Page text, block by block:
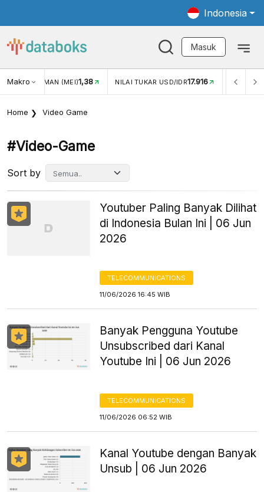
Indonesia
Masuk
MakroWISMAN (MEI)1,38 NILAI TUKAR USD/IDR17.916 INFLASI
Home Video Game
#video-Game
Sort by
Youtuber Paling Banyak Dilihat
di Indonesia Bulan Ini | 06 Jun
2026
TELECOMMUNICATIONS
11/06/2026 16:45 WIB
Banyak Pengguna Youtube
Unsubscribed dari Kanal
Youtube Ini | 06 Jun 2026
TELECOMMUNICATIONS
11/06/2026 06:52 WIB
Kanal Youtube dengan Banyak
Unsub | 06 Jun 2026